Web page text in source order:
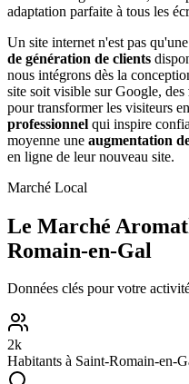
adaptation parfaite à tous les
Un site internet n'est pas
de génération de clients
nous intégrons dès la
site soit visible sur Google, des
pour transformer les visiteurs
professionnel qui inspire
moyenne une augmentation
en ligne de leur nouveau site.
Marché Local
Le Marché
Romain-en-Gal
Données clés pour votre
2k
Habitants à Saint-Romain-en-